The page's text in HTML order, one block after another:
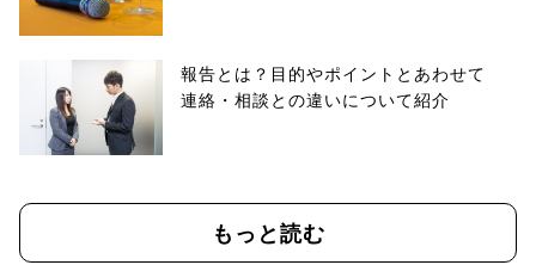
報告とは？目的やポイントとあわせて
連絡・相談との違いについて紹介
もっと読む